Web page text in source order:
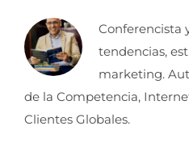
Conferencista
tendencias,
marketing.
de la Competencia,
Clientes Globales.